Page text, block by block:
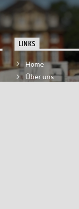
LINKS
Home
Über uns